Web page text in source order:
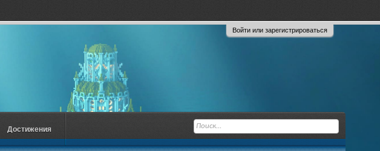
Войти или зарегистрироваться
Достижения